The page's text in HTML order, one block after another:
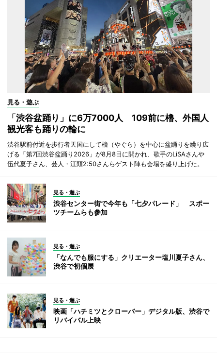
見る・遊ぶ
「渋谷盆踊り」に6万7000人 109前に櫓、外国人
観光客も踊りの輪に
渋谷駅前付近を歩行者天国にして櫓（やぐら）を中心に盆踊りを繰り広
げる「第7回渋谷盆踊り2026」が8月8日に開かれ、歌手のLiSAさんや
伍代夏子さん、芸人・江頭2:50さんらゲスト陣も会場を盛り上げた。
見る・遊ぶ
渋谷センター街で今年も「七夕パレード」 スポー
ツチームらも参加
見る・遊ぶ
「なんでも服にする」クリエーター塩川夏子さん、
渋谷で初個展
見る・遊ぶ
映画「ハチミツとクローバー」デジタル版、渋谷で
リバイバル上映